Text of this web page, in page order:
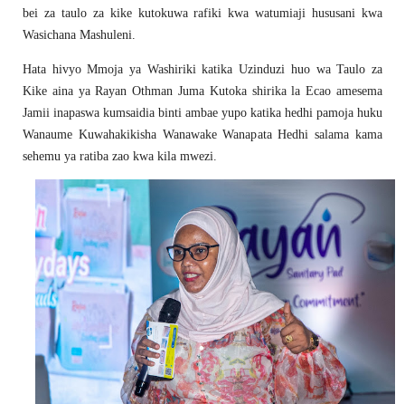
bei za taulo za kike kutokuwa rafiki kwa watumiaji hususani kwa
Wasichana Mashuleni.
Hata hivyo Mmoja ya Washiriki katika Uzinduzi huo wa Taulo za
Kike aina ya Rayan Othman Juma Kutoka shirika la Ecao amesema
Jamii inapaswa kumsaidia binti ambae yupo katika hedhi pamoja huku
Wanaume Kuwahakikisha Wanawake Wanapata Hedhi salama kama
sehemu ya ratiba zao kwa kila mwezi.